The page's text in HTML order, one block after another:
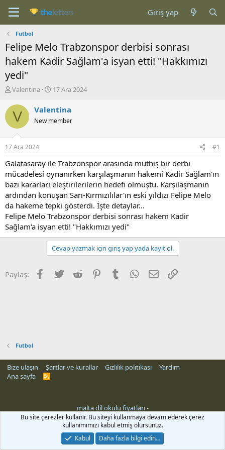
Giriş yap
Futbol
Felipe Melo Trabzonspor derbisi sonrası
hakem Kadir Sağlam'a isyan etti! "Hakkımızı
yedi"
K
n
b
u
u
b
a
ş
l
a
t
a
n
Valentina
B
ş
a
ç
a
r
i
h
i
17 Ara 2024
V Valentina
New member
17 Ara 2024 #1
Galatasaray ile Trabzonspor arasında müthiş bir derbi
mücadelesi oynanırken karşılaşmanın hakemi Kadir Sağlam'ın
bazı kararları eleştirilerilerin hedefi olmuştu. Karşılaşmanın
ardından konuşan Sarı-Kırmızılılar'ın eski yıldızı Felipe Melo
da hakeme tepki gösterdi. İşte detaylar...
Felipe Melo Trabzonspor derbisi sonrası hakem Kadir
Sağlam'a isyan etti! "Hakkımızı yedi"
Cevap yazmak için giriş yap yada kayıt ol.
Paylaş: Facebook
Twitter Reddit PinterestTumblr WhatsApp
E-posta
Futbol
Bize ulaşın Şartlar ve kurallar Gizlilik politikası
Yardım
Ana sayfa
R
malta dil okulu fiyatları-
rehber siteleriBu site çerezler kullanır. Bu siteyi kullanmaya devam ederek çerez
kullanımımızı kabul etmiş olursunuz.
Kabul
Daha fazla bilgi edin…